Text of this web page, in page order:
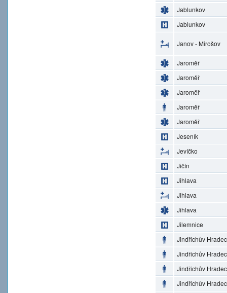
Jablunkov
Jablunkov
Janov - Mirošov
Jaroměř
Jaroměř
Jaroměř
Jaroměř
Jaroměř
Jeseník
Jevíčko
Jičín
Jihlava
Jihlava
Jihlava
Jilemnice
Jindřichův Hradec
Jindřichův Hradec
Jindřichův Hradec
Jindřichův Hradec